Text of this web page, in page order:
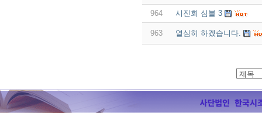
964 시진회 심볼 3
963 열심히 하겠습니다.